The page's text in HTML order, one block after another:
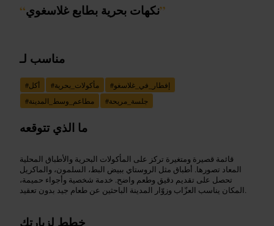
“نكهات بحرية بطابع غلاسغوي”
مناسب لـ
#أكل #مأكولات_بحرية #إفطار_في_غلاسغو
#مطاعم_وسط_المدينة #جلسة_مريحة
ما الذي تتوقعه
قائمة قصيرة ومتغيرة تركز على المأكولات البحرية والأطباق المحلية
المعاد تصورها. أطباق مثل الروستاي ببيض البط، السلمون، والماكريل
تحصل على تقديم دقيق وطعم واضح. خدمة شخصية وأجواء حميمة،
المكان يناسب العزّاب وزوّار المدينة الباحثين عن طعام جيد بدون تعقيد.
خطط لزيارتك